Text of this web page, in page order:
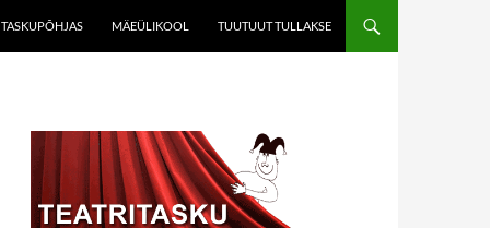
TASKUPÕHJAS MÄEÜLIKOOL TUUTUUT TULLAKSE